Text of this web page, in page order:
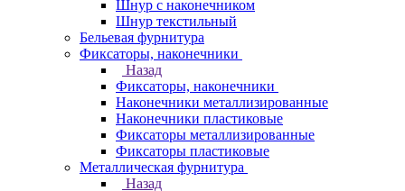
Шнур с наконечником
Шнур текстильный
Бельевая фурнитура
Фиксаторы, наконечники
Назад
Фиксаторы, наконечники
Наконечники металлизированные
Наконечники пластиковые
Фиксаторы металлизированные
Фиксаторы пластиковые
Металлическая фурнитура
Назад